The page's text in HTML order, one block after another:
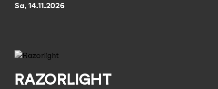
Sa, 14.11.2026
RAZORLIGHT